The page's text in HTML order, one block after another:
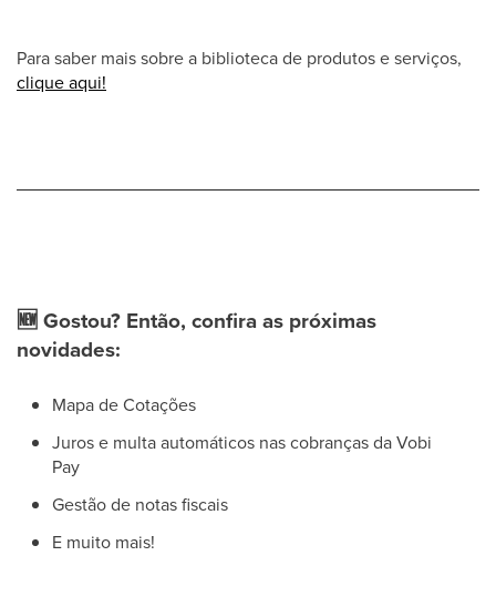
Para saber mais sobre a biblioteca de produtos e serviços,
clique aqui!
🆕Gostou? Então, confira as próximas
novidades:
Mapa de Cotações
Juros e multa automáticos nas cobranças da Vobi
Pay
Gestão de notas fiscais
E muito mais!